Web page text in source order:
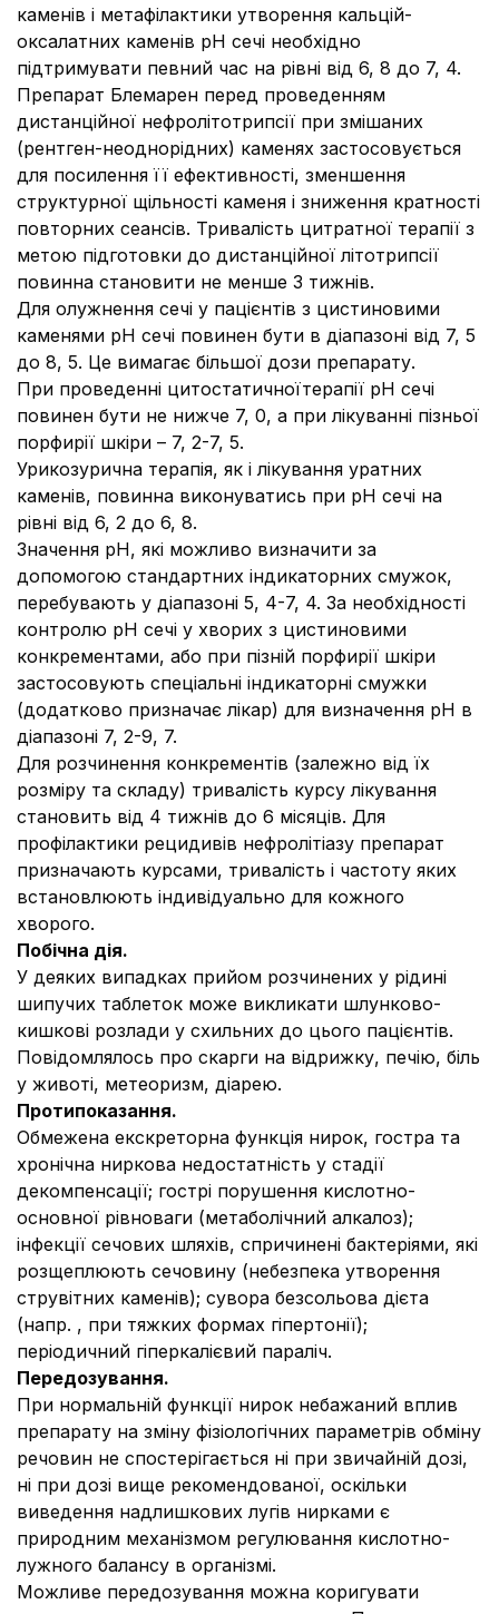
каменів і метафілактики утворення кальцій-
оксалатних каменів рН сечі необхідно
підтримувати певний час на рівні від 6, 8 до 7, 4.
Препарат Блемарен перед проведенням
дистанційної нефролітотрипсії при змішаних
(рентген-неоднорідних) каменях застосовується
для посилення її ефективності, зменшення
структурної щільності каменя і зниження кратності
повторних сеансів. Тривалість цитратної терапії з
метою підготовки до дистанційної літотрипсії
повинна становити не менше 3 тижнів.
Для олужнення сечі у пацієнтів з цистиновими
каменями рН сечі повинен бути в діапазоні від 7, 5
до 8, 5. Це вимагає більшої дози препарату.
При проведенні цитостатичноїтерапії рН сечі
повинен бути не нижче 7, 0, а при лікуванні пізньої
порфирії шкіри – 7, 2-7, 5.
Урикозурична терапія, як і лікування уратних
каменів, повинна виконуватись при рН сечі на
рівні від 6, 2 до 6, 8.
Значення рН, які можливо визначити за
допомогою стандартних індикаторних смужок,
перебувають у діапазоні 5, 4-7, 4. За необхідності
контролю рН сечі у хворих з цистиновими
конкрементами, або при пізній порфирії шкіри
застосовують спеціальні індикаторні смужки
(додатково призначає лікар) для визначення рН в
діапазоні 7, 2-9, 7.
Для розчинення конкрементів (залежно від їх
розміру та складу) тривалість курсу лікування
становить від 4 тижнів до 6 місяців. Для
профілактики рецидивів нефролітіазу препарат
призначають курсами, тривалість і частоту яких
встановлюють індивідуально для кожного
хворого.
Побічна дія.
У деяких випадках прийом розчинених у рідині
шипучих таблеток може викликати шлунково-
кишкові розлади у схильних до цього пацієнтів.
Повідомлялось про скарги на відрижку, печію, біль
у животі, метеоризм, діарею.
Протипоказання.
Обмежена екскреторна функція нирок, гостра та
хронічна ниркова недостатність у стадії
декомпенсації; гострі порушення кислотно-
основної рівноваги (метаболічний алкалоз);
інфекції сечових шляхів, спричинені бактеріями, які
розщеплюють сечовину (небезпека утворення
струвітних каменів); сувора безсольова дієта
(напр. , при тяжких формах гіпертонії);
періодичний гіперкалієвий параліч.
Передозування.
При нормальній функції нирок небажаний вплив
препарату на зміну фізіологічних параметрів обміну
речовин не спостерігається ні при звичайній дозі,
ні при дозі вище рекомендованої, оскільки
виведення надлишкових лугів нирками є
природним механізмом регулювання кислотно-
лужного балансу в організмі.
Можливе передозування можна коригувати